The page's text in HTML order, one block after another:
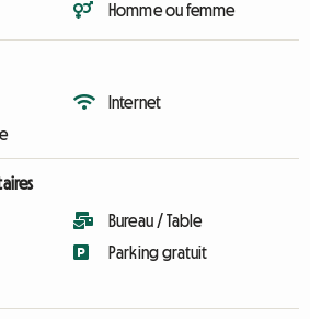
Homme ou femme
Internet
Bureau / Table
Parking gratuit